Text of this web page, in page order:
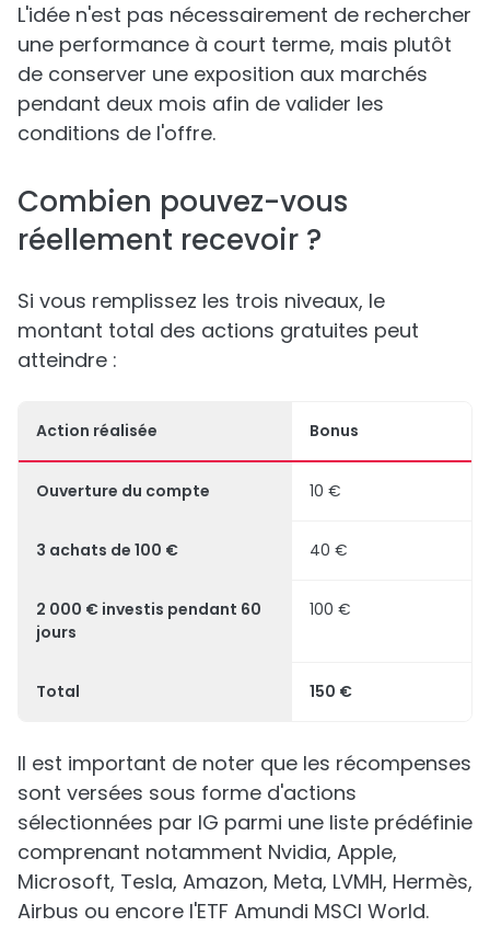
L'idée n'est pas nécessairement de rechercher
une performance à court terme, mais plutôt
de conserver une exposition aux marchés
pendant deux mois afin de valider les
conditions de l'offre.
Combien pouvez-vous
réellement recevoir ?
Si vous remplissez les trois niveaux, le
montant total des actions gratuites peut
atteindre :
Action réalisée Bonus
Ouverture du compte 10 €
3 achats de 100 € 40 €
2 000 € investis pendant 60
jours
100 €
Total 150 €
Il est important de noter que les récompenses
sont versées sous forme d'actions
sélectionnées par IG parmi une liste prédéfinie
comprenant notamment Nvidia, Apple,
Microsoft, Tesla, Amazon, Meta, LVMH, Hermès,
Airbus ou encore l'ETF Amundi MSCI World.